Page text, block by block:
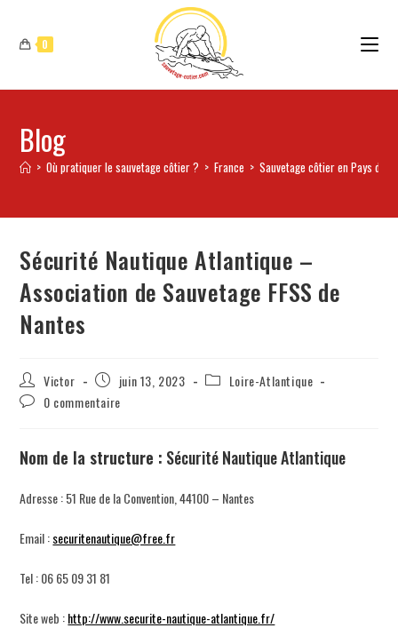
0
Blog
> Où pratiquer le sauvetage côtier ? > France > Sauvetage côtier en Pays de
Sécurité Nautique Atlantique –
Association de Sauvetage FFSS de
Nantes
Victor juin 13, 2023
Loire-Atlantique
0 commentaire
Nom de la structure : Sécurité Nautique Atlantique
Adresse : 51 Rue de la Convention, 44100 – Nantes
Email :securitenautique@free.fr
Tel : 06 65 09 31 81
Site web :http://www.securite-nautique-atlantique.fr/